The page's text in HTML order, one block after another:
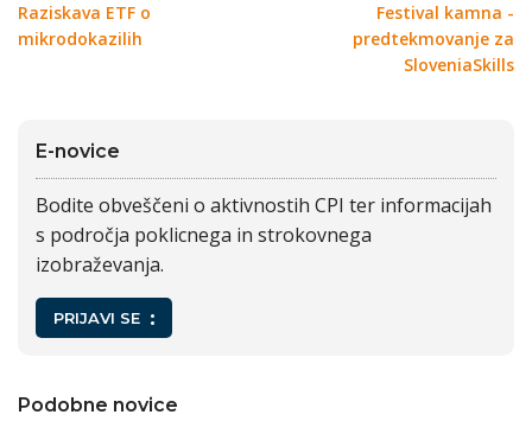
Raziskava ETF o
mikrodokazilih
Festival kamna -
predtekmovanje za
SloveniaSkills
E-novice
Bodite obveščeni o aktivnostih CPI ter informacijah
s področja poklicnega in strokovnega
izobraževanja.
PRIJAVI SE
Podobne novice